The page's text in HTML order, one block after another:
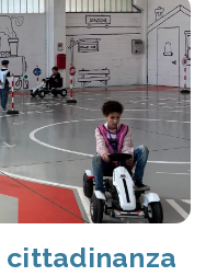
cittadinanza